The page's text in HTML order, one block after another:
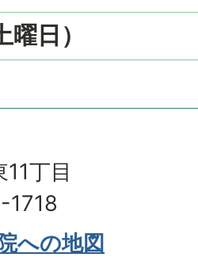
日）
丁目
1718
への地図